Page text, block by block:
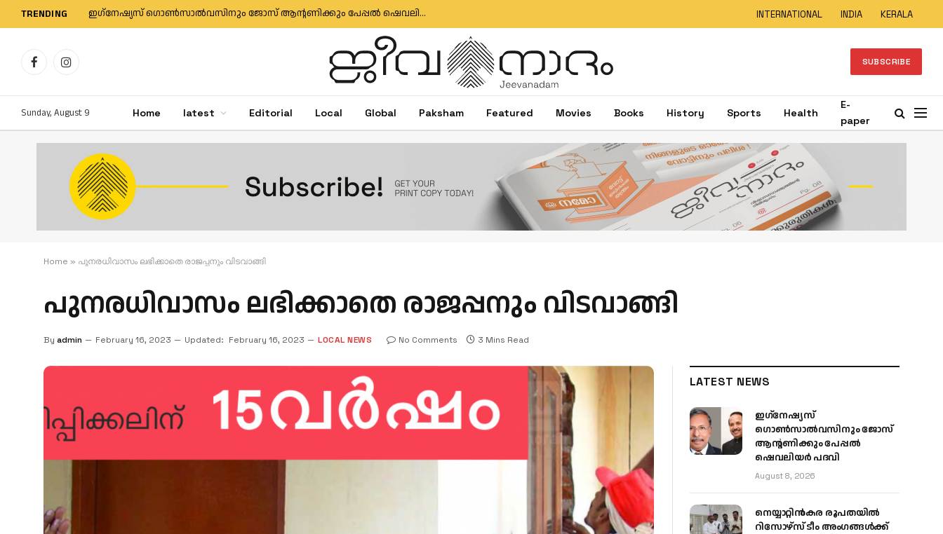
TRENDING ഇഗ്‌നേഷ്യസ് ഗൊൺസാൽവസിനും ജോസ് ആന്റണിക്കും പേപ്പൽ ഷെവലിയർ പദവി INTERNATIONAL INDIA KERALA
FacebookInstagram SUBSCRIBE
Sunday, August 9 Home latest Editorial Local Global Paksham Featured Movies Books History Sports Health
E-
paper
Home » പുനരധിവാസം ലഭിക്കാതെ രാജപ്പനും വിടവാങ്ങി
പുനരധിവാസം ലഭിക്കാതെ രാജപ്പനും വിടവാങ്ങി
By admin February 16, 2023 Updated: February 16, 2023 LOCAL NEWS No Comments 3 Mins Read
LATEST NEWS
ഇഗ്‌നേഷ്യസ്
ഗൊൺസാൽവസിനും ജോസ്
ആന്റണിക്കും പേപ്പൽ
ഷെവലിയർ പദവി
August 8, 2026
നെയ്യാറ്റിൻകര രൂപതയിൽ
റിസോഴ്സ് ടീം അംഗങ്ങൾക്ക്